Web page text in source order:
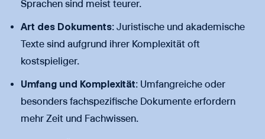
Sprachen sind meist teurer.
Art des Dokuments: Juristische und akademische
Texte sind aufgrund ihrer Komplexität oft
kostspieliger.
Umfang und Komplexität: Umfangreiche oder
besonders fachspezifische Dokumente erfordern
mehr Zeit und Fachwissen.